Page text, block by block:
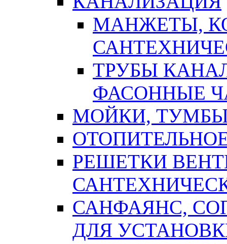
МАНЖЕТЫ,
ТРУБЫ
ФАСОННЫЕ
МОЙКИ,
РЕШЕТКИ
САНФАЯНС,
ДЛЯ